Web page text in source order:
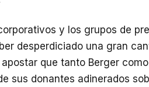
y los grupos de
desperdiciado una gran
que tanto Berger
sus donantes adinerados